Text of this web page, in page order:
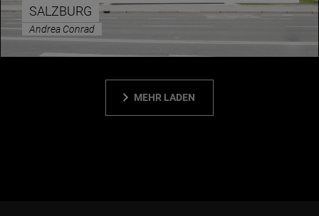
SALZBURG
Andrea Conrad
MEHR LADEN